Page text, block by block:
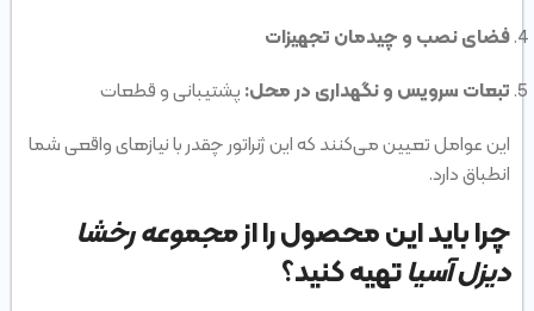
فضای نصب و چیدمان تجهیزات
تبعات سرویس و نگهداری در محل:پشتیبانی و قطعات
این عوامل تعیین می‌کنند که این ژنراتور چقدر با نیازهای واقعی شما
انطباق دارد.
چرا باید این محصول را ازمجموعه رخشا
دیزل آسیاتهیه کنید؟